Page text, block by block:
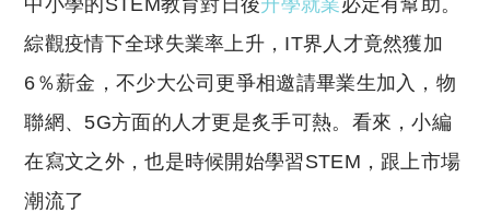
綜觀疫情下全球失業率上升，IT界人才竟然獲加
6％薪金，不少大公司更爭相邀請畢業生加入，物
聯網、5G方面的人才更是炙手可熱。看來，小編
在寫文之外，也是時候開始學習STEM，跟上市場
潮流了